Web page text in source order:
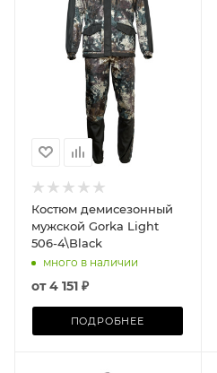
Костюм демисезонный
мужской Gorka Light
506-4\Black
много в наличии
от4 151 ₽
ПОДРОБНЕЕ